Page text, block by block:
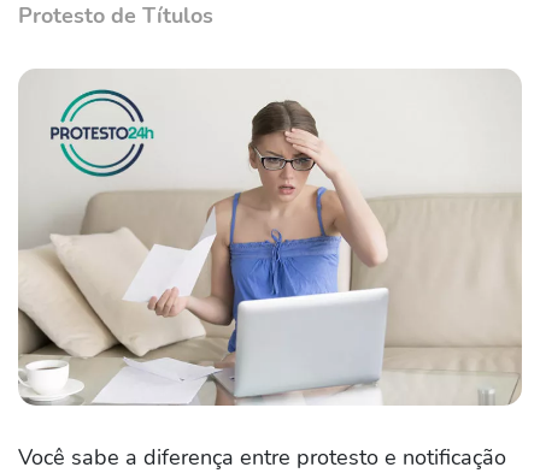
Protesto de Títulos
Você sabe a diferença entre protesto e notificação